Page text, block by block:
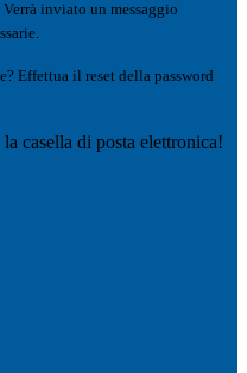
Verrà inviato un messaggio
Effettua il reset della password
casella di posta elettronica!